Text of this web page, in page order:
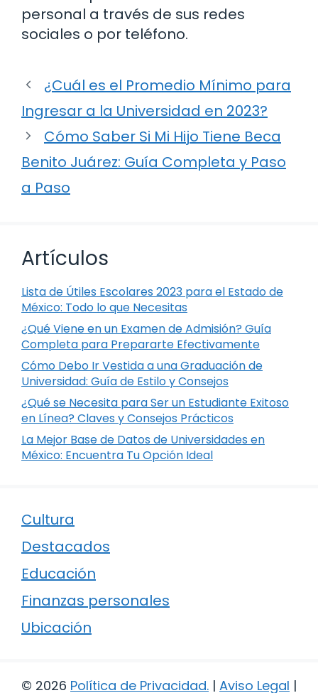
personal a través de sus redes
sociales o por teléfono.
¿Cuál es el Promedio Mínimo para
Ingresar a la Universidad en 2023?
Cómo Saber Si Mi Hijo Tiene Beca
Benito Juárez: Guía Completa y Paso
a Paso
Artículos
Lista de Útiles Escolares 2023 para el Estado de
México: Todo lo que Necesitas
¿Qué Viene en un Examen de Admisión? Guía
Completa para Prepararte Efectivamente
Cómo Debo Ir Vestida a una Graduación de
Universidad: Guía de Estilo y Consejos
¿Qué se Necesita para Ser un Estudiante Exitoso
en Línea? Claves y Consejos Prácticos
La Mejor Base de Datos de Universidades en
México: Encuentra Tu Opción Ideal
Cultura
Destacados
Educación
Finanzas personales
Ubicación
© 2026 Política de Privacidad. | Aviso Legal |